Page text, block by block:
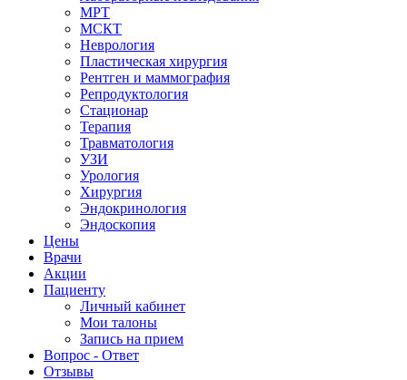
МРТ
МСКТ
Неврология
Пластическая хирургия
Рентген и маммография
Репродуктология
Стационар
Терапия
Травматология
УЗИ
Урология
Хирургия
Эндокринология
Эндоскопия
Цены
Врачи
Акции
Пациенту
Личный кабинет
Мои талоны
Запись на прием
Вопрос - Ответ
Отзывы